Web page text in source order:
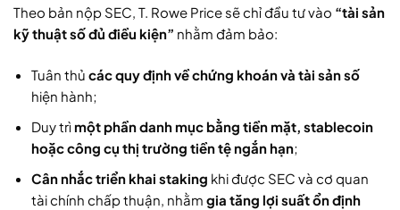
Theo bản nộp SEC, T. Rowe Price sẽ chỉ đầu tư vào “tài sản
kỹ thuật số đủ điều kiện” nhằm đảm bảo:
Tuân thủ các quy định về chứng khoán và tài sản số
hiện hành;
Duy trì một phần danh mục bằng tiền mặt, stablecoin
hoặc công cụ thị trường tiền tệ ngắn hạn;
Cân nhắc triển khai staking khi được SEC và cơ quan
tài chính chấp thuận, nhằm gia tăng lợi suất ổn định